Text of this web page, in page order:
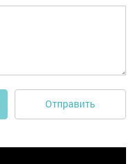
Отправить